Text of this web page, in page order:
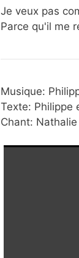
Je veux pas
Parce qu'il me
Musique:
Texte: Philippe
Chant: